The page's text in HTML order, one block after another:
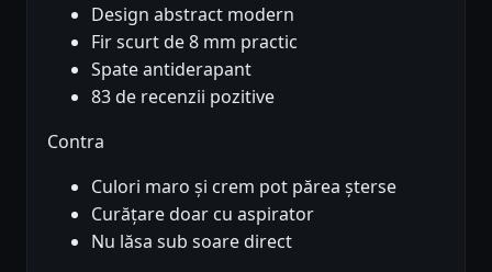
Design abstract modern
Fir scurt de 8 mm practic
Spate antiderapant
83 de recenzii pozitive
Contra
Culori maro și crem pot părea șterse
Curățare doar cu aspirator
Nu lăsa sub soare direct